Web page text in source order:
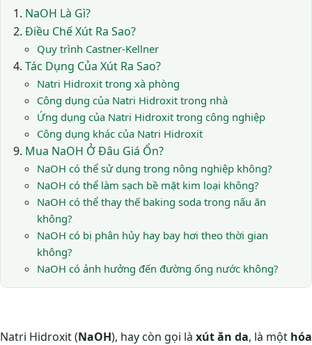
NaOH Là Gì?
Điều Chế Xút Ra Sao?
Quy trình Castner-Kellner
Tác Dụng Của Xút Ra Sao?
Natri Hidroxit trong xà phòng
Công dụng của Natri Hidroxit trong nhà
Ứng dụng của Natri Hidroxit trong công nghiệp
Công dụng khác của Natri Hidroxit
Mua NaOH Ở Đâu Giá Ổn?
NaOH có thể sử dụng trong nông nghiệp không?
NaOH có thể làm sạch bề mặt kim loại không?
NaOH có thể thay thế baking soda trong nấu ăn
không?
NaOH có bị phân hủy hay bay hơi theo thời gian
không?
NaOH có ảnh hưởng đến đường ống nước không?
Natri Hidroxit (NaOH), hay còn gọi là xút ăn da, là một hóa